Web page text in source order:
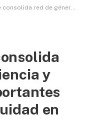
y tecnología con importantes avances para la equidad en CTCI
y
en